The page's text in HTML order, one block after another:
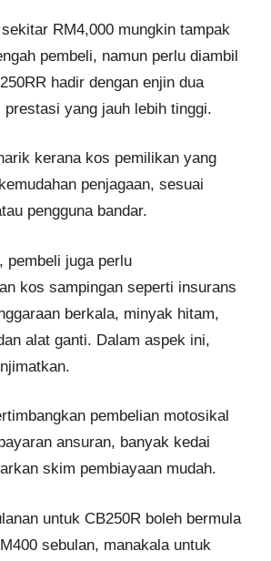
RM4,000 mungkin tampak
pembeli, namun perlu diambil
hadir dengan enjin dua
yang jauh lebih tinggi.
kerana kos pemilikan yang
penjagaan, sesuai
pengguna bandar.
pembeli juga perlu
kos sampingan seperti insurans
berkala, minyak hitam,
alat ganti. Dalam aspek ini,
pembelian motosikal
ansuran, banyak kedai
skim pembiayaan mudah.
untuk CB250R boleh bermula
sebulan, manakala untuk